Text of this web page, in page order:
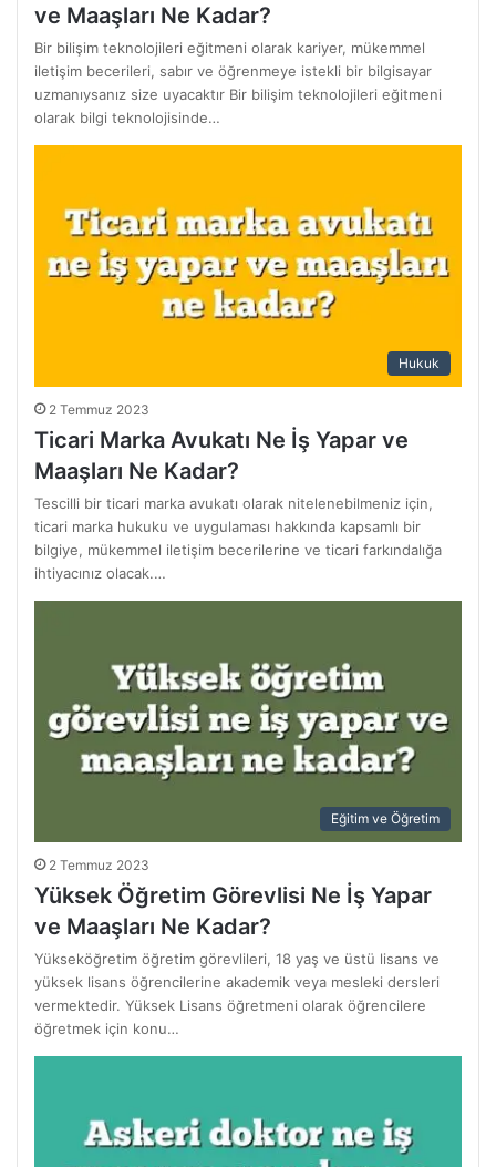
ve Maaşları Ne Kadar?
Bir bilişim teknolojileri eğitmeni olarak kariyer, mükemmel
iletişim becerileri, sabır ve öğrenmeye istekli bir bilgisayar
uzmanıysanız size uyacaktır Bir bilişim teknolojileri eğitmeni
olarak bilgi teknolojisinde…
Hukuk
2 Temmuz 2023
Ticari Marka Avukatı Ne İş Yapar ve
Maaşları Ne Kadar?
Tescilli bir ticari marka avukatı olarak nitelenebilmeniz için,
ticari marka hukuku ve uygulaması hakkında kapsamlı bir
bilgiye, mükemmel iletişim becerilerine ve ticari farkındalığa
ihtiyacınız olacak.…
Eğitim ve Öğretim
2 Temmuz 2023
Yüksek Öğretim Görevlisi Ne İş Yapar
ve Maaşları Ne Kadar?
Yükseköğretim öğretim görevlileri, 18 yaş ve üstü lisans ve
yüksek lisans öğrencilerine akademik veya mesleki dersleri
vermektedir. Yüksek Lisans öğretmeni olarak öğrencilere
öğretmek için konu…